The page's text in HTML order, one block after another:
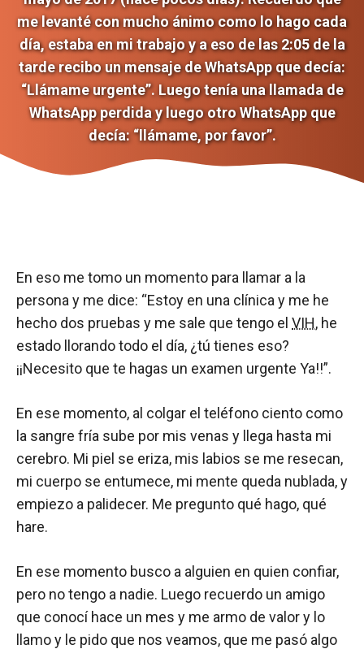
me levanté con mucho ánimo como lo hago cada
día, estaba en mi trabajo y a eso de las 2:05 de la
tarde recibo un mensaje de WhatsApp que decía:
“Llámame urgente”. Luego tenía una llamada de
WhatsApp perdida y luego otro WhatsApp que
decía: “llámame, por favor”.
En eso me tomo un momento para llamar a la
persona y me dice: “Estoy en una clínica y me he
hecho dos pruebas y me sale que tengo el VIH, he
estado llorando todo el día, ¿tú tienes eso?
¡¡Necesito que te hagas un examen urgente Ya!!”.
En ese momento, al colgar el teléfono ciento como
la sangre fría sube por mis venas y llega hasta mi
cerebro. Mi piel se eriza, mis labios se me resecan,
mi cuerpo se entumece, mi mente queda nublada, y
empiezo a palidecer. Me pregunto qué hago, qué
hare.
En ese momento busco a alguien en quien confiar,
pero no tengo a nadie. Luego recuerdo un amigo
que conocí hace un mes y me armo de valor y lo
llamo y le pido que nos veamos, que me pasó algo